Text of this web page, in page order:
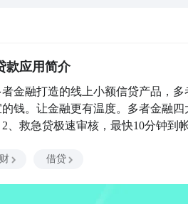
款应用简介
者金融打造的线上小额信贷产品，
钱。让金融更有温度。多者金融
、救急贷极速审核，最快10分钟
们珍视每一个用户；即使我不能让
借贷